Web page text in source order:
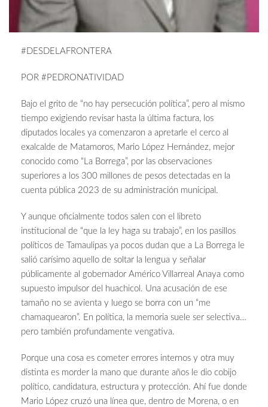
#DESDELAFRONTERA
POR #PEDRONATIVIDAD
Bajo el grito de “no hay persecución política”, pero al mismo
tiempo exigiendo revisar hasta la última factura, los
diputados locales ya comenzaron a apretarle el cerco al
exalcalde de Matamoros, Mario López Hernández, mejor
conocido como “La Borrega”, por las observaciones
superiores a los 300 millones de pesos detectadas en la
cuenta pública 2023 de su administración municipal.
Y aunque oficialmente todos salen con el libreto
institucional de “que la ley haga su trabajo”, en los pasillos
políticos de Tamaulipas ya pocos dudan que a La Borrega le
salió carísimo aquello de soltar la lengua y señalar
públicamente al gobernador Américo Villarreal Anaya como
supuesto impulsor del huachicol. Una acusación de ese
tamaño no se avienta y luego se borra con un “me
chamaquearon”. En política, la memoria suele ser selectiva…
pero también profundamente vengativa.
Porque una cosa es cometer errores internos y otra muy
distinta es morder la mano que durante años le dio cobijo
político, candidatura, estructura y protección. Ahí fue donde
Mario López cruzó una línea que, dentro de Morena, o en